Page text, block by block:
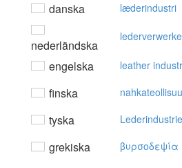
danska læderindustri
nederländska
engelska leather
finska
tyska Lederindustrie
grekiska βυρσoδεψία